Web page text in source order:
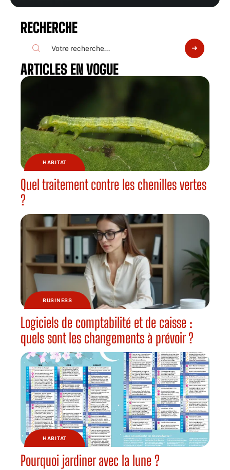
RECHERCHE
ARTICLES EN VOGUE
HABITAT
Quel traitement contre les chenilles vertes
?
BUSINESS
Logiciels de comptabilité et de caisse :
quels sont les changements à prévoir ?
HABITAT
Pourquoi jardiner avec la lune ?